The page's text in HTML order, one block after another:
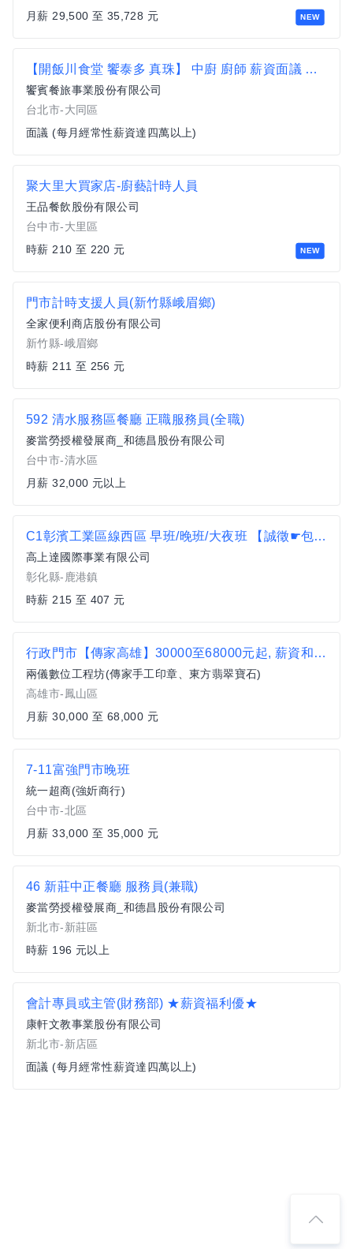
NEW
月薪 29,500 至 35,728 元
【開飯川食堂 饗泰多 真珠】 中廚 廚師 薪資面議 歡迎相關經驗者來挑戰【大同區】
饗賓餐旅事業股份有限公司
台北市-大同區
面議 (每月經常性薪資達四萬以上)
NEW
聚大里大買家店-廚藝計時人員
王品餐飲股份有限公司
台中市-大里區
時薪 210 至 220 元
門市計時支援人員(新竹縣峨眉鄉)
全家便利商店股份有限公司
新竹縣-峨眉鄉
時薪 211 至 256 元
592 清水服務區餐廳 正職服務員(全職)
麥當勞授權發展商_和德昌股份有限公司
台中市-清水區
月薪 32,000 元以上
C1彰濱工業區線西區 早班/晚班/大夜班 【誠徵☛包裹理貨員/堆高機手】可日週領
高上達國際事業有限公司
彰化縣-鹿港鎮
時薪 215 至 407 元
行政門市【傳家高雄】30000至68000元起, 薪資和福利優於行情, 全省實體門市
兩儀數位工程坊(傳家手工印章、東方翡翠寶石)
高雄市-鳳山區
月薪 30,000 至 68,000 元
7-11富強門市晚班
統一超商(強妡商行)
台中市-北區
月薪 33,000 至 35,000 元
46 新莊中正餐廳 服務員(兼職)
麥當勞授權發展商_和德昌股份有限公司
新北市-新莊區
時薪 196 元以上
會計專員或主管(財務部) ★薪資福利優★
康軒文教事業股份有限公司
新北市-新店區
面議 (每月經常性薪資達四萬以上)